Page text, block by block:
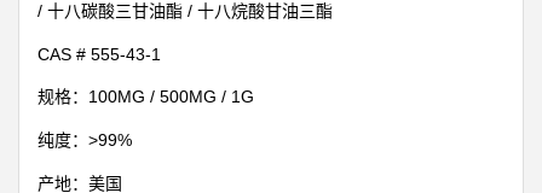
/ 十八碳酸三甘油酯 / 十八烷酸甘油三酯
CAS # 555-43-1
规格： 100MG / 500MG / 1G
纯度： >99%
产地：美国